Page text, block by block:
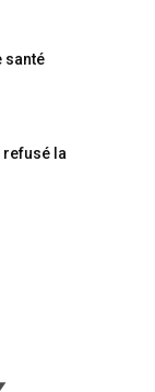
santé
refusé la